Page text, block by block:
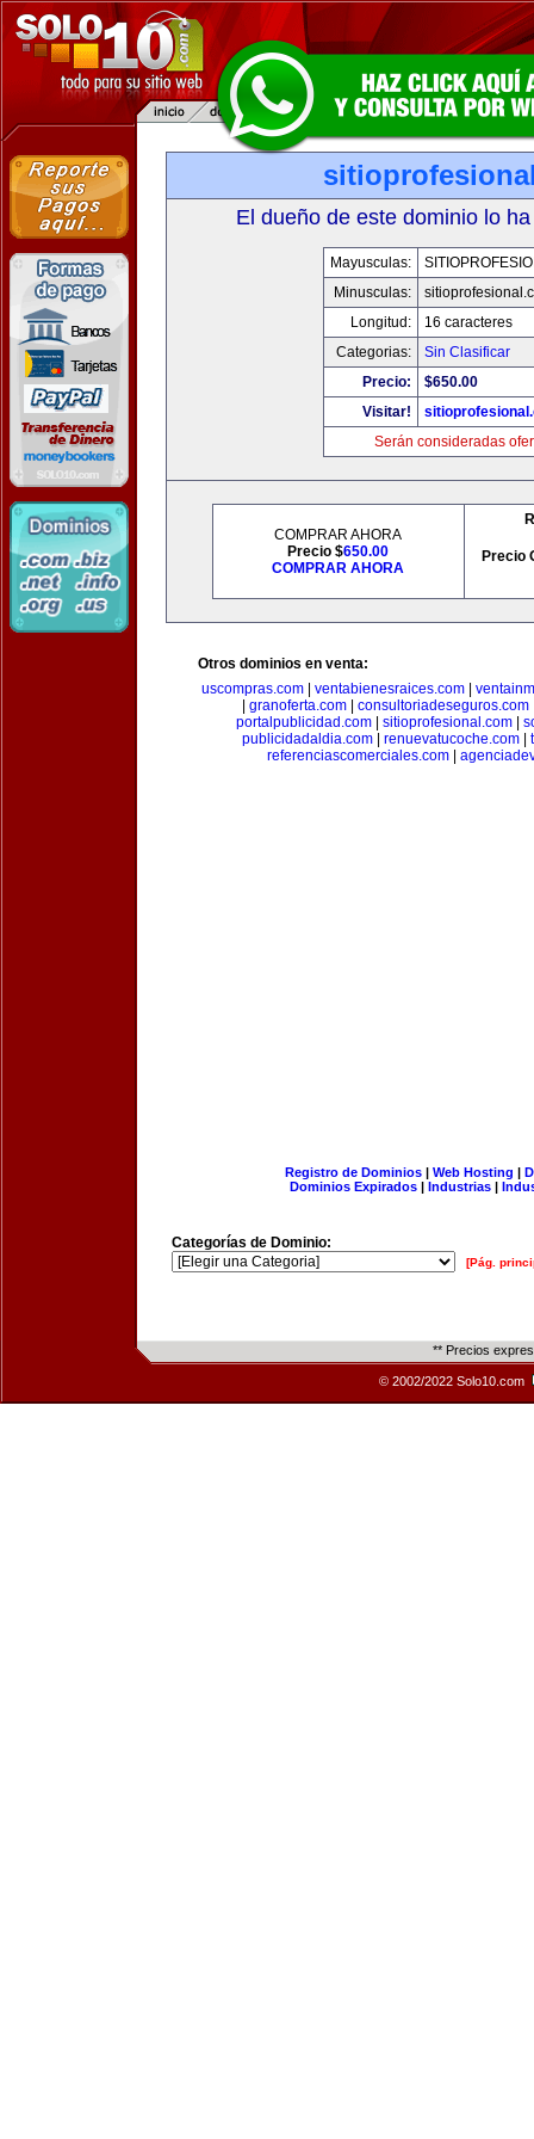
El dueño de este dominio lo
Mayusculas:
Minusculas:
Longitud:
16 caracteres
Categorias:
Sin Clasificar
Precio:
$650.00
Visitar!
Serán consideradas
COMPRAR AHORA
Precio $650.00
COMPRAR AHORA
Precio
Otros dominios en venta:
uscompras.com| ventabienesraices.com|
granoferta.com| consultoriadeseguros.com
portalpublicidad.com
sitioprofesional.com
publicidadaldia.com| renuevatucoche.com|
referenciascomerciales.com
Registro de Dominios| Web Hosting |
Dominios Expirados | Industrias |
Categorías de Dominio:
[Pág.
** Precios
© 2002/2022 Solo10.com